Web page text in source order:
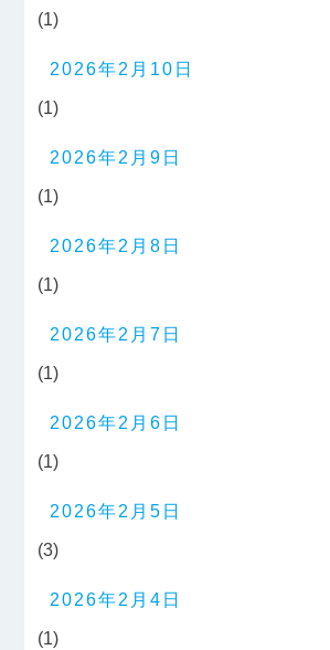
(1)
2026年2月10日
(1)
2026年2月9日
(1)
2026年2月8日
(1)
2026年2月7日
(1)
2026年2月6日
(1)
2026年2月5日
(3)
2026年2月4日
(1)